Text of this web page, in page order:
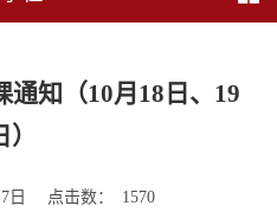
通知（10月18日、19
）
日 点击数： 1570